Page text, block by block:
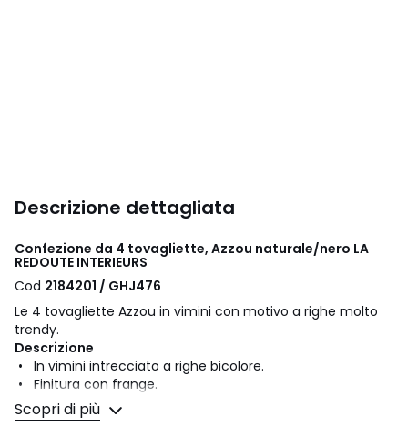
Descrizione dettagliata
Confezione da 4 tovagliette, Azzou naturale/nero LA
REDOUTE INTERIEURS
Cod 2184201 / GHJ476
Le 4 tovagliette Azzou in vimini con motivo a righe molto
trendy.
Descrizione
• In vimini intrecciato a righe bicolore.
• Finitura con frange.
• Rettangolari.
• Confezione da 4.
Scopri di più